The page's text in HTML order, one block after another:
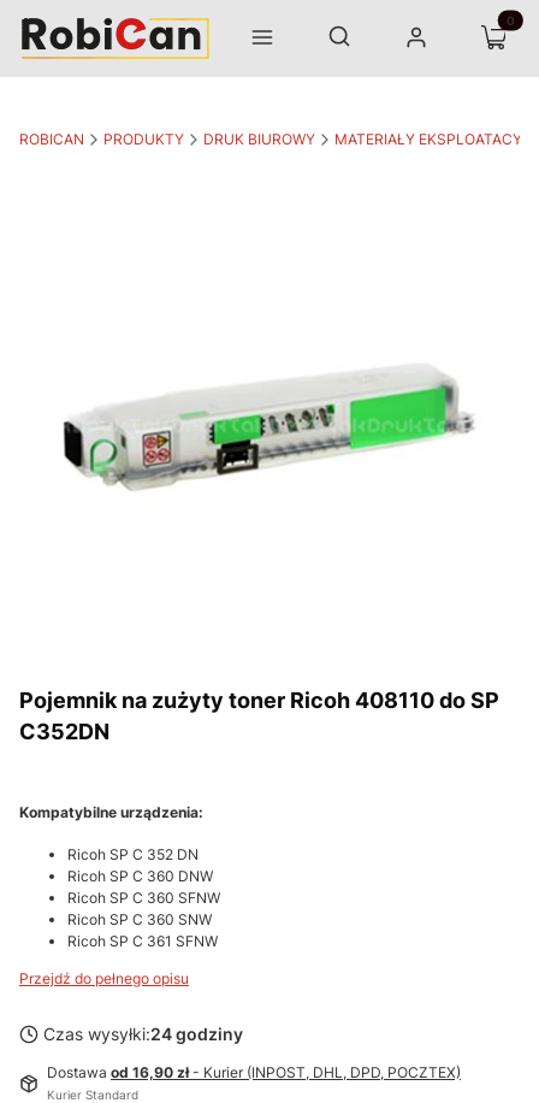
Menu Otwórz wyszukiwarkę
Szukaj Zaloguj się Koszyk
ROBICAN PRODUKTY DRUK BIUROWY MATERIAŁY
Pojemnik na zużyty toner Ricoh 408110 do SP
C352DN
Kompatybilne urządzenia:
Ricoh SP C 352 DN
Ricoh SP C 360 DNW
Ricoh SP C 360 SFNW
Ricoh SP C 360 SNW
Ricoh SP C 361 SFNW
Przejdź do pełnego opisu
Czas wysyłki:24 godziny
Dostawa od 16,90 zł- Kurier (INPOST, DHL, DPD, POCZTEX)
Kurier Standard